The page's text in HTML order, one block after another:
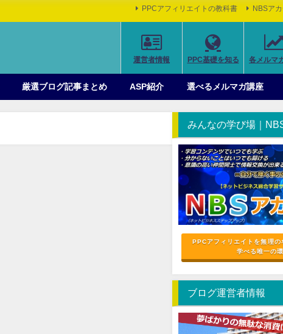
PPCアフィリエイトの教科書 NBSア
運営者情報 PPC基礎を知る 各メルマ
厳選ブログ記事まとめ ASP紹介 選べるメルマガ講座
みんなの学び場｜
PPCアフィリエイトを無理の
学べる唯一の
ブログ運営者情報